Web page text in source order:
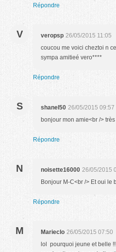
Répondre
V veropsp 26/05/2015 11:05
coucou me voici cheztoi n
sympa amitieé vero****
Répondre
S shanel50 26/05/2015 09:57
bonjour mon amie<br />
Répondre
N noisette16000 26/05/2015
Bonjour M-C<br /> Et oui le
Répondre
M Marieclo 26/05/2015 07:50
lol pourquoi jeune et belle